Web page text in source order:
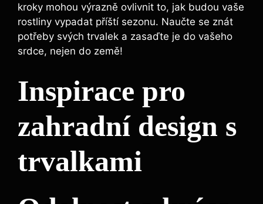
kroky mohou výrazně ovlivnit to, jak budou vaše
rostliny vypadat příští sezonu. Naučte se znát
potřeby svých trvalek a zasaďte je do vašeho
srdce, nejen do země!
Inspirace pro
zahradní design s
trvalkami